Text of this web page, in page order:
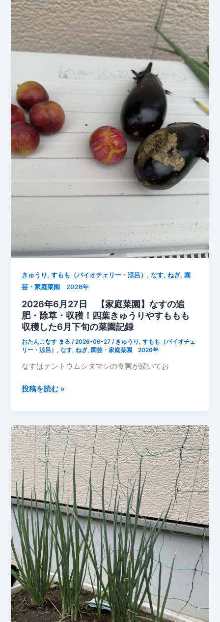
28
日
な
す
と
成
長
記
録
テ
ン
ト
ウ
ム
シ
被
害
続
く
中
で
も、
な
す
実
つ
ぎ
は
元
気
に
成
長
中！
きゅうり ,すもも（バイオチェリー・涼呂） ,なす,ねぎ, 園
芸・家庭菜園 2026年
2026年6月27日 【家庭菜園】なすの追
肥・除草・収穫！四葉きゅうりやすももも
収穫した6月下旬の菜園記録
おたんこなす まる/2026-06-27/ きゅうり ,すもも（バイオチェ
リー・涼呂） ,なす,ねぎ, 園芸・家庭菜園 2026年
なすはテントウムシダマシの食害が続いてお
2026
月
27
日
【家
庭
菜
園】
な
す
の
追
肥・
除
草・
収
穫！
四
投稿を読む »